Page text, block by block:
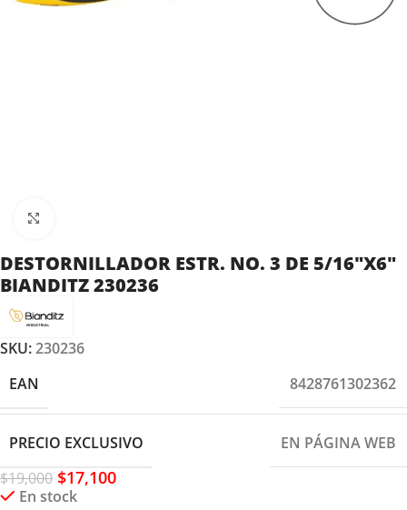
DESTORNILLADOR ESTR. NO. 3 DE 5/16″X6″
BIANDITZ 230236
SKU:230236
EAN
8428761302362
PRECIO EXCLUSIVO
EN PÁGINA WEB
$19,000 $17,100
En stock